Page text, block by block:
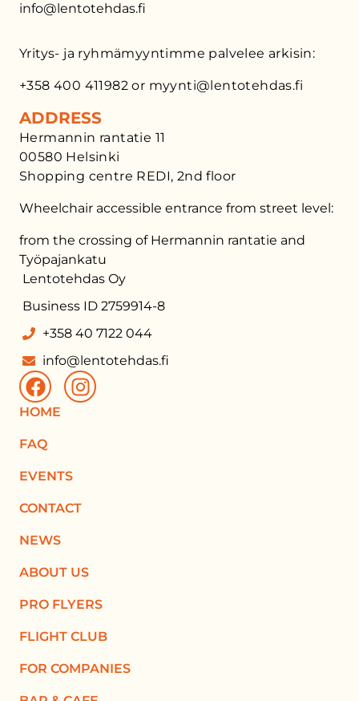
info@lentotehdas.fi
Yritys- ja ryhmämyyntimme palvelee arkisin:
+358 400 411982 or myynti@lentotehdas.fi
ADDRESS
Hermannin rantatie 11
00580 Helsinki
Shopping centre REDI, 2nd floor
Wheelchair accessible entrance from street level:
from the crossing of Hermannin rantatie and
Työpajankatu
Lentotehdas Oy
Business ID 2759914-8
+358 40 7122 044
info@lentotehdas.fi
HOME
FAQ
EVENTS
CONTACT
NEWS
ABOUT US
PRO FLYERS
FLIGHT CLUB
FOR COMPANIES